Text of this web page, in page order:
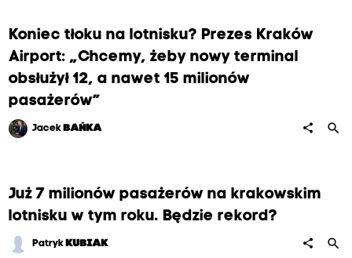
Koniec tłoku na lotnisku? Prezes Kraków
Airport: „Chcemy, żeby nowy terminal
obsłużył 12, a nawet 15 milionów
pasażerów”
Jacek BAŃKA share search
Już 7 milionów pasażerów na krakowskim
lotnisku w tym roku. Będzie rekord?
Patryk KUBIAK share search